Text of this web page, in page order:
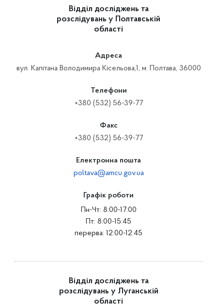
Відділ досліджень та
розслідувань у Полтавській
області
Адреса
вул. Капітана Володимира Кісельова,1, м. Полтава, 36000
Телефони
+380 (532) 56-39-77
Факс
+380 (532) 56-39-77
Електронна пошта
poltava@amcu.gov.ua
Графік роботи
Пн-Чт: 8:00-17:00
Пт: 8:00-15:45
перерва: 12:00-12:45
Відділ досліджень та
розслідувань у Луганській
області